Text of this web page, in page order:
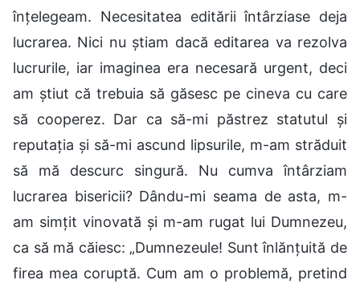
înțelegeam. Necesitatea editării întârziase deja
lucrarea. Nici nu știam dacă editarea va rezolva
lucrurile, iar imaginea era necesară urgent, deci
am știut că trebuia să găsesc pe cineva cu care
să cooperez. Dar ca să-mi păstrez statutul și
reputația și să-mi ascund lipsurile, m-am străduit
să mă descurc singură. Nu cumva întârziam
lucrarea bisericii? Dându-mi seama de asta, m-
am simțit vinovată și m-am rugat lui Dumnezeu,
ca să mă căiesc: „Dumnezeule! Sunt înlănțuită de
firea mea coruptă. Cum am o problemă, pretind